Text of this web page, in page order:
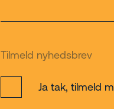
Tilmeld nyhedsbrev
Ja tak, tilmeld